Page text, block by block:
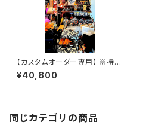
【カスタムオーダー専用】 ※持田
様 コードバンSSW
¥40,800
同じカテゴリの商品